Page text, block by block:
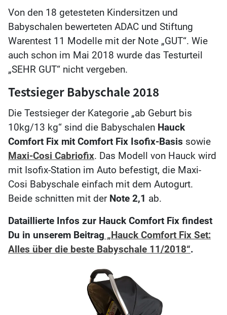
Von den 18 getesteten Kindersitzen und
Babyschalen bewerteten ADAC und Stiftung
Warentest 11 Modelle mit der Note „GUT“. Wie
auch schon im Mai 2018 wurde das Testurteil
„SEHR GUT“ nicht vergeben.
Testsieger Babyschale 2018
Die Testsieger der Kategorie „ab Geburt bis
10kg/13 kg“ sind die Babyschalen Hauck
Comfort Fix mit Comfort Fix Isofix-Basis sowie
Maxi-Cosi Cabriofix. Das Modell von Hauck wird
mit Isofix-Station im Auto befestigt, die Maxi-
Cosi Babyschale einfach mit dem Autogurt.
Beide schnitten mit der Note 2,1 ab.
Dataillierte Infos zur Hauck Comfort Fix findest
Du in unserem Beitrag „Hauck Comfort Fix Set:
Alles über die beste Babyschale 11/2018“.